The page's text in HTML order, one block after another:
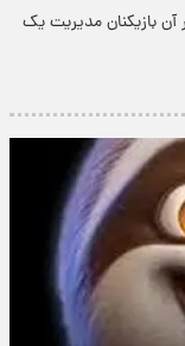
آن بازیکنان مدیریت یک